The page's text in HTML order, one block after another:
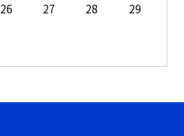
26 27 28
29